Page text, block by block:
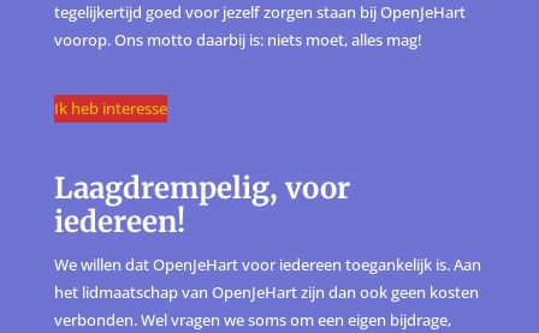
tegelijkertijd goed voor jezelf zorgen staan bij OpenJeHart
voorop. Ons motto daarbij is: niets moet, alles mag!
Ik heb interesse
Laagdrempelig, voor
iedereen!
We willen dat OpenJeHart voor iedereen toegankelijk is. Aan
het lidmaatschap van OpenJeHart zijn dan ook geen kosten
verbonden. Wel vragen we soms om een eigen bijdrage,